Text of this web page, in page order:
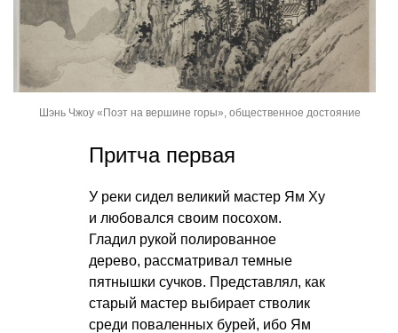
Шэнь Чжоу «Поэт на вершине горы», общественное достояние
Притча первая
У реки сидел великий мастер Ям Ху
и любовался своим посохом.
Гладил рукой полированное
дерево, рассматривал темные
пятнышки сучков. Представлял, как
старый мастер выбирает стволик
среди поваленных бурей, ибо Ям